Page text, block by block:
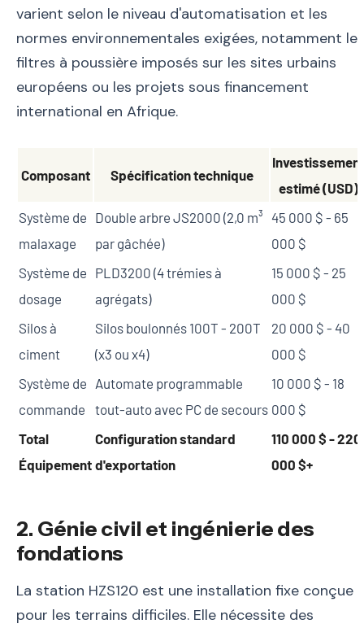
varient selon le niveau d'automatisation et les
normes environnementales exigées, notamment les
filtres à poussière imposés sur les sites urbains
européens ou les projets sous financement
international en Afrique.
Composant Spécification technique
Investissement
estimé (USD)
Système de
malaxage
Double arbre JS2000 (2,0 m³
par gâchée)
45 000 $ - 65
000 $
Système de
dosage
PLD3200 (4 trémies à
agrégats)
15 000 $ - 25
000 $
Silos à
ciment
Silos boulonnés 100T - 200T
(x3 ou x4)
20 000 $ - 40
000 $
Système de
commande
Automate programmable
tout-auto avec PC de secours
10 000 $ - 18
000 $
Total
Équipement
Configuration standard
d'exportation
110 000 $ - 220
000 $+
2. Génie civil et ingénierie des
fondations
La station HZS120 est une installation fixe conçue
pour les terrains difficiles. Elle nécessite des